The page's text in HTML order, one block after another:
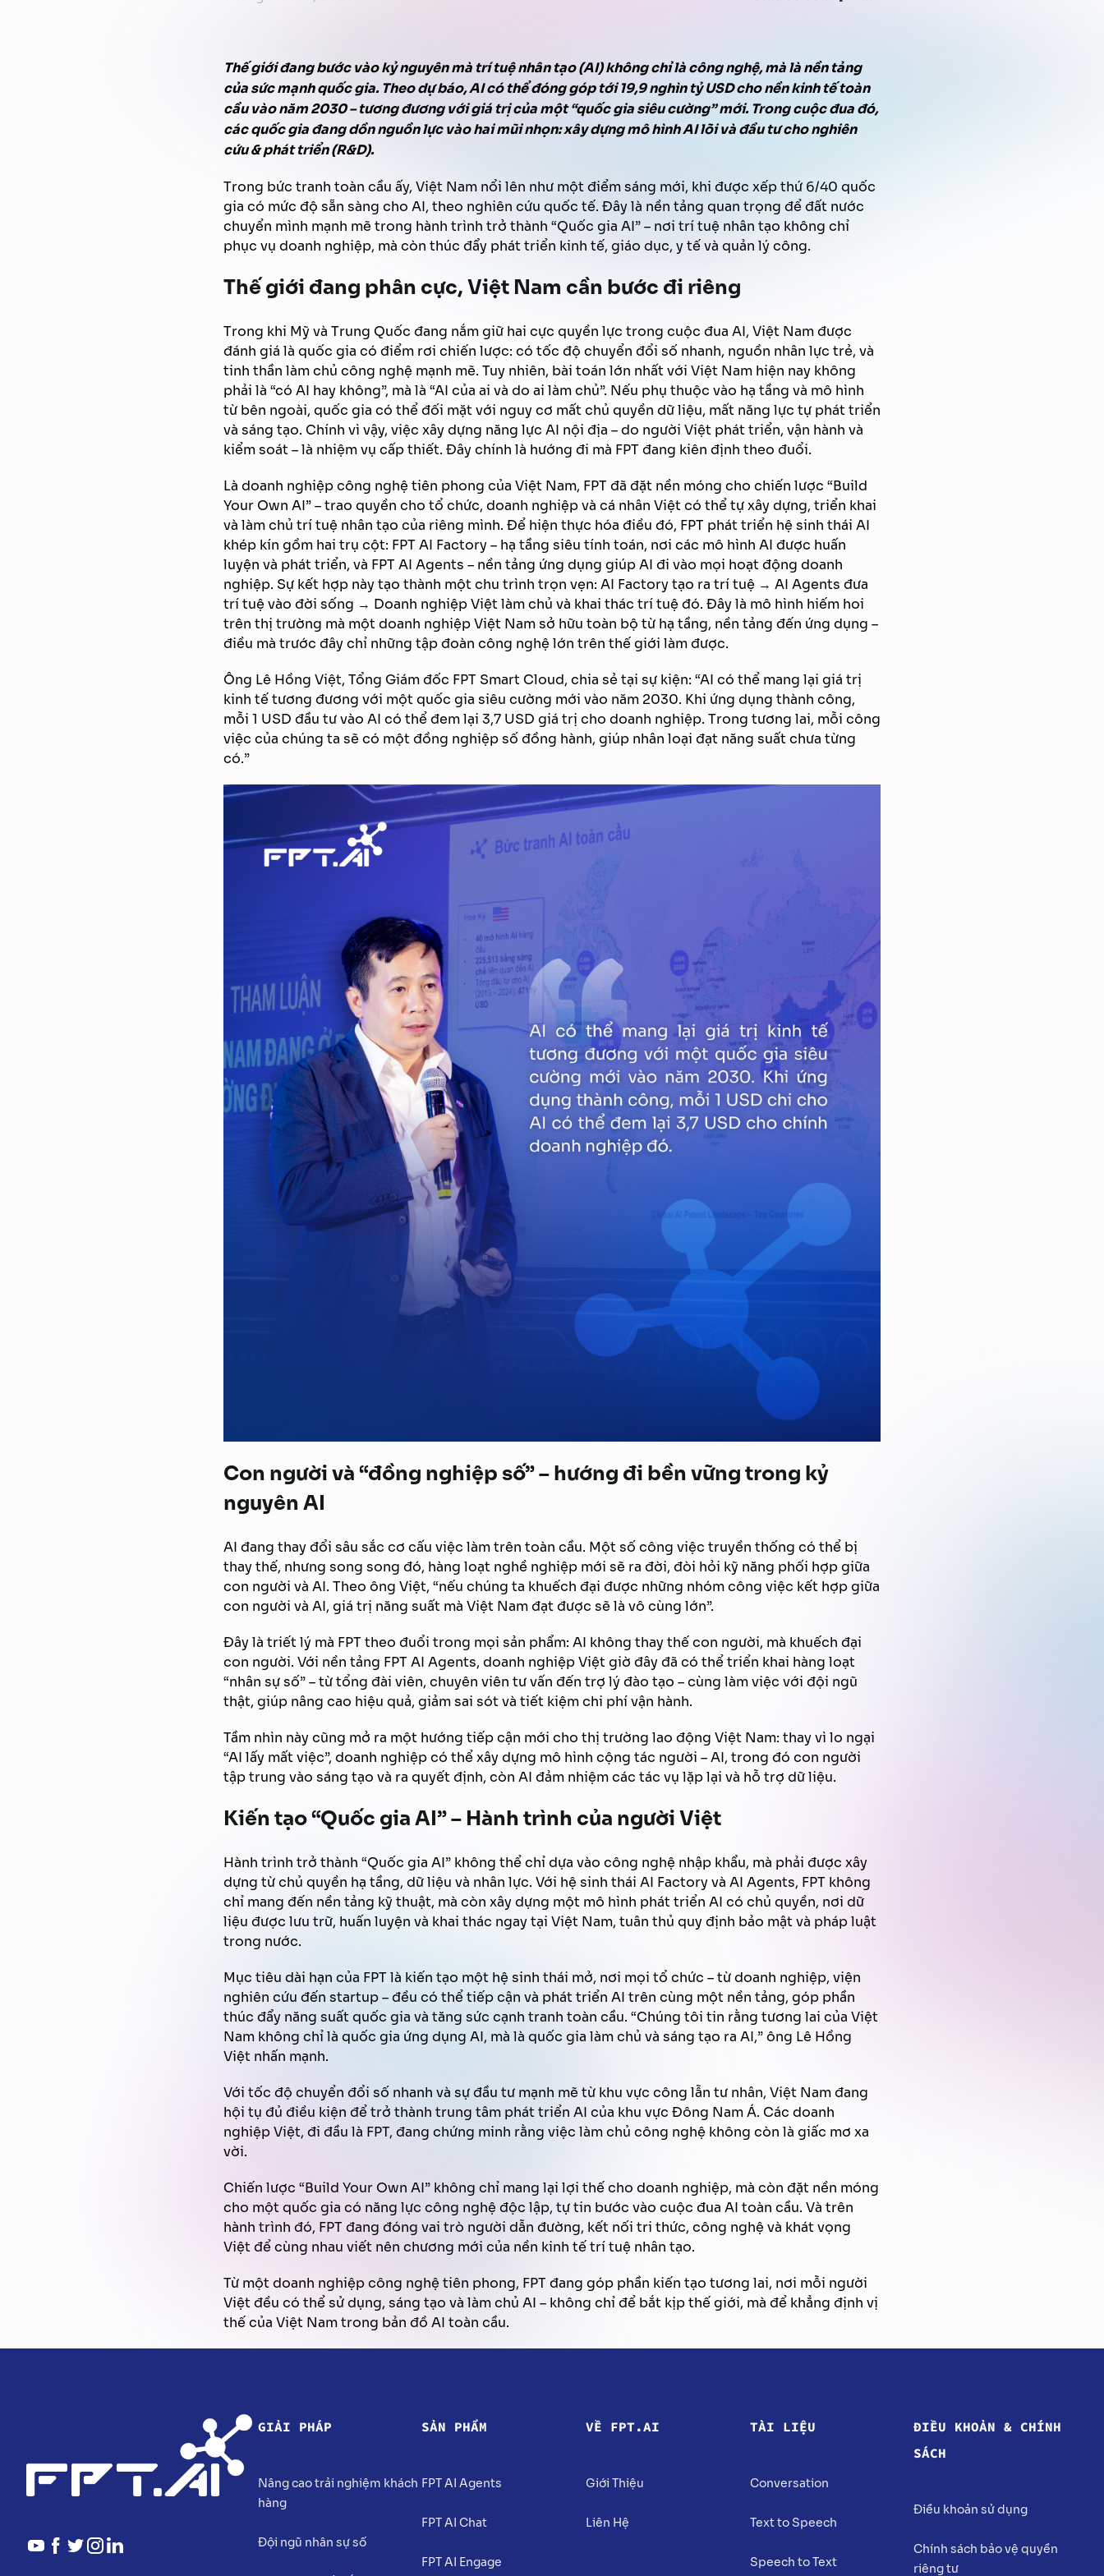
Phát triển năng lực nhân sự
Thu hồi thanh toán Định danh khách hàng
Thế giới đang bước vào kỷ nguyên mà trí tuệ nhân tạo (AI) không chỉ là công nghệ, mà là nền tảng
của sức mạnh quốc gia. Theo dự báo, AI có thể đóng góp tới 19,9 nghìn tỷ USD cho nền kinh tế toàn
cầu vào năm 2030 – tương đương với giá trị của một “quốc gia siêu cường” mới. Trong cuộc đua đó,
các quốc gia đang dồn nguồn lực vào hai mũi nhọn: xây dựng mô hình AI lõi và đầu tư cho nghiên
cứu & phát triển (R&D).
Trong bức tranh toàn cầu ấy, Việt Nam nổi lên như một điểm sáng mới, khi được xếp thứ 6/40 quốc
gia có mức độ sẵn sàng cho AI, theo nghiên cứu quốc tế. Đây là nền tảng quan trọng để đất nước
chuyển mình mạnh mẽ trong hành trình trở thành “Quốc gia AI” – nơi trí tuệ nhân tạo không chỉ
phục vụ doanh nghiệp, mà còn thúc đẩy phát triển kinh tế, giáo dục, y tế và quản lý công.
Thế giới đang phân cực, Việt Nam cần bước đi riêng
Trong khi Mỹ và Trung Quốc đang nắm giữ hai cực quyền lực trong cuộc đua AI, Việt Nam được
đánh giá là quốc gia có điểm rơi chiến lược: có tốc độ chuyển đổi số nhanh, nguồn nhân lực trẻ, và
tinh thần làm chủ công nghệ mạnh mẽ. Tuy nhiên, bài toán lớn nhất với Việt Nam hiện nay không
phải là “có AI hay không”, mà là “AI của ai và do ai làm chủ”. Nếu phụ thuộc vào hạ tầng và mô hình
từ bên ngoài, quốc gia có thể đối mặt với nguy cơ mất chủ quyền dữ liệu, mất năng lực tự phát triển
và sáng tạo. Chính vì vậy, việc xây dựng năng lực AI nội địa – do người Việt phát triển, vận hành và
kiểm soát – là nhiệm vụ cấp thiết. Đây chính là hướng đi mà FPT đang kiên định theo đuổi.
Là doanh nghiệp công nghệ tiên phong của Việt Nam, FPT đã đặt nền móng cho chiến lược “Build
Your Own AI” – trao quyền cho tổ chức, doanh nghiệp và cá nhân Việt có thể tự xây dựng, triển khai
và làm chủ trí tuệ nhân tạo của riêng mình. Để hiện thực hóa điều đó, FPT phát triển hệ sinh thái AI
khép kín gồm hai trụ cột: FPT AI Factory – hạ tầng siêu tính toán, nơi các mô hình AI được huấn
luyện và phát triển, và FPT AI Agents – nền tảng ứng dụng giúp AI đi vào mọi hoạt động doanh
nghiệp. Sự kết hợp này tạo thành một chu trình trọn vẹn: AI Factory tạo ra trí tuệ → AI Agents đưa
trí tuệ vào đời sống → Doanh nghiệp Việt làm chủ và khai thác trí tuệ đó. Đây là mô hình hiếm hoi
trên thị trường mà một doanh nghiệp Việt Nam sở hữu toàn bộ từ hạ tầng, nền tảng đến ứng dụng –
điều mà trước đây chỉ những tập đoàn công nghệ lớn trên thế giới làm được.
Ông Lê Hồng Việt, Tổng Giám đốc FPT Smart Cloud, chia sẻ tại sự kiện: “AI có thể mang lại giá trị
kinh tế tương đương với một quốc gia siêu cường mới vào năm 2030. Khi ứng dụng thành công,
mỗi 1 USD đầu tư vào AI có thể đem lại 3,7 USD giá trị cho doanh nghiệp. Trong tương lai, mỗi công
việc của chúng ta sẽ có một đồng nghiệp số đồng hành, giúp nhân loại đạt năng suất chưa từng
có.”
Con người và “đồng nghiệp số” – hướng đi bền vững trong kỷ
nguyên AI
AI đang thay đổi sâu sắc cơ cấu việc làm trên toàn cầu. Một số công việc truyền thống có thể bị
thay thế, nhưng song song đó, hàng loạt nghề nghiệp mới sẽ ra đời, đòi hỏi kỹ năng phối hợp giữa
con người và AI. Theo ông Việt, “nếu chúng ta khuếch đại được những nhóm công việc kết hợp giữa
con người và AI, giá trị năng suất mà Việt Nam đạt được sẽ là vô cùng lớn”.
Đây là triết lý mà FPT theo đuổi trong mọi sản phẩm: AI không thay thế con người, mà khuếch đại
con người. Với nền tảng FPT AI Agents, doanh nghiệp Việt giờ đây đã có thể triển khai hàng loạt
“nhân sự số” – từ tổng đài viên, chuyên viên tư vấn đến trợ lý đào tạo – cùng làm việc với đội ngũ
thật, giúp nâng cao hiệu quả, giảm sai sót và tiết kiệm chi phí vận hành.
Tầm nhìn này cũng mở ra một hướng tiếp cận mới cho thị trường lao động Việt Nam: thay vì lo ngại
“AI lấy mất việc”, doanh nghiệp có thể xây dựng mô hình cộng tác người – AI, trong đó con người
tập trung vào sáng tạo và ra quyết định, còn AI đảm nhiệm các tác vụ lặp lại và hỗ trợ dữ liệu.
Kiến tạo “Quốc gia AI” – Hành trình của người Việt
Hành trình trở thành “Quốc gia AI” không thể chỉ dựa vào công nghệ nhập khẩu, mà phải được xây
dựng từ chủ quyền hạ tầng, dữ liệu và nhân lực. Với hệ sinh thái AI Factory và AI Agents, FPT không
chỉ mang đến nền tảng kỹ thuật, mà còn xây dựng một mô hình phát triển AI có chủ quyền, nơi dữ
liệu được lưu trữ, huấn luyện và khai thác ngay tại Việt Nam, tuân thủ quy định bảo mật và pháp luật
trong nước.
Mục tiêu dài hạn của FPT là kiến tạo một hệ sinh thái mở, nơi mọi tổ chức – từ doanh nghiệp, viện
nghiên cứu đến startup – đều có thể tiếp cận và phát triển AI trên cùng một nền tảng, góp phần
thúc đẩy năng suất quốc gia và tăng sức cạnh tranh toàn cầu. “Chúng tôi tin rằng tương lai của Việt
Nam không chỉ là quốc gia ứng dụng AI, mà là quốc gia làm chủ và sáng tạo ra AI,” ông Lê Hồng
Việt nhấn mạnh.
Với tốc độ chuyển đổi số nhanh và sự đầu tư mạnh mẽ từ khu vực công lẫn tư nhân, Việt Nam đang
hội tụ đủ điều kiện để trở thành trung tâm phát triển AI của khu vực Đông Nam Á. Các doanh
nghiệp Việt, đi đầu là FPT, đang chứng minh rằng việc làm chủ công nghệ không còn là giấc mơ xa
vời.
Chiến lược “Build Your Own AI” không chỉ mang lại lợi thế cho doanh nghiệp, mà còn đặt nền móng
cho một quốc gia có năng lực công nghệ độc lập, tự tin bước vào cuộc đua AI toàn cầu. Và trên
hành trình đó, FPT đang đóng vai trò người dẫn đường, kết nối tri thức, công nghệ và khát vọng
Việt để cùng nhau viết nên chương mới của nền kinh tế trí tuệ nhân tạo.
Từ một doanh nghiệp công nghệ tiên phong, FPT đang góp phần kiến tạo tương lai, nơi mỗi người
Việt đều có thể sử dụng, sáng tạo và làm chủ AI – không chỉ để bắt kịp thế giới, mà để khẳng định vị
thế của Việt Nam trong bản đồ AI toàn cầu.
GIẢI PHÁP
Nâng cao trải nghiệm khách
hàng
Đội ngũ nhân sự số
SẢN PHẨM
FPT AI Agents
FPT AI Chat
FPT AI Engage
VỀ FPT.AI
Giới Thiệu
Liên Hệ
TÀI LIỆU
Conversation
Text to Speech
Speech to Text
ĐIỀU KHOẢN & CHÍNH
SÁCH
Điều khoản sử dụng
Chính sách bảo vệ quyền
riêng tư